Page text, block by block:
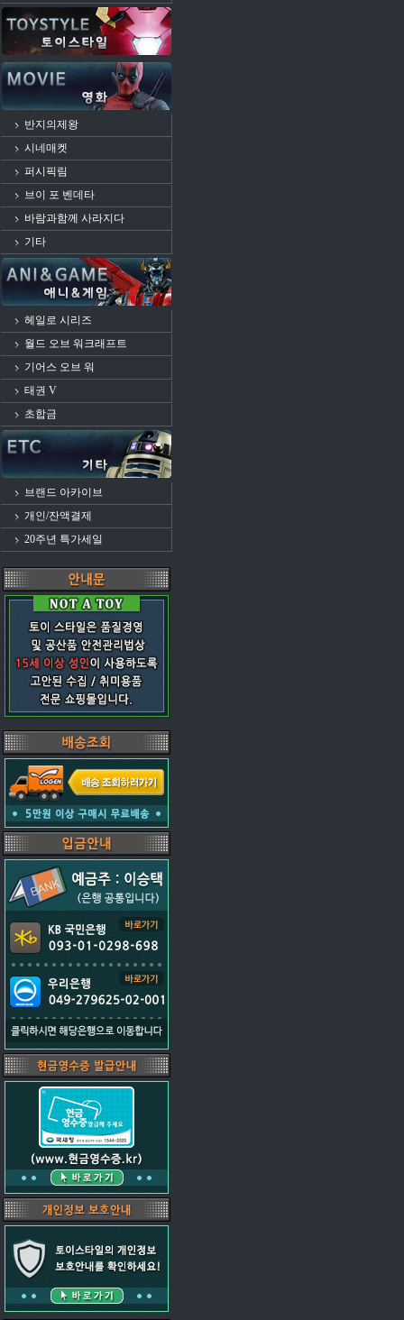
반지의제왕
시네매켓
퍼시픽림
브이 포 벤데타
바람과함께 사라지다
기타
헤일로 시리즈
월드 오브 워크래프트
기어스 오브 워
태권 V
초합금
브랜드 아카이브
개인/잔액결제
20주년 특가세일